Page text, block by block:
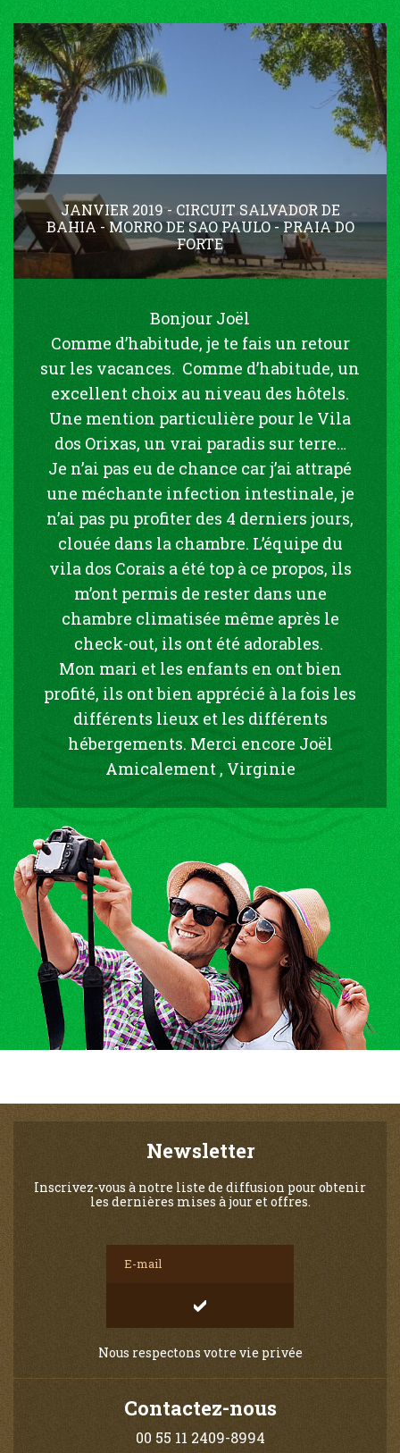
JANVIER 2019 - CIRCUIT SALVADOR DE
BAHIA - MORRO DE SAO PAULO - PRAIA DO
FORTE
Bonjour Joël
Comme d’habitude, je te fais un retour
sur les vacances. Comme d’habitude, un
excellent choix au niveau des hôtels.
Une mention particulière pour le Vila
dos Orixas, un vrai paradis sur terre…
Je n’ai pas eu de chance car j’ai attrapé
une méchante infection intestinale, je
n’ai pas pu profiter des 4 derniers jours,
clouée dans la chambre. L’équipe du
vila dos Corais a été top à ce propos, ils
m’ont permis de rester dans une
chambre climatisée même après le
check-out, ils ont été adorables.
Mon mari et les enfants en ont bien
profité, ils ont bien apprécié à la fois les
différents lieux et les différents
hébergements. Merci encore Joël
Amicalement , Virginie
Newsletter
Inscrivez-vous à notre liste de diffusion pour obtenir
les dernières mises à jour et offres.
Nous respectons votre vie privée
Contactez-nous
00 55 11 2409-8994